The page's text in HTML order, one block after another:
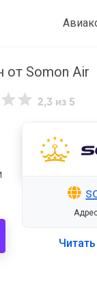
от Somon Air
2,3 из 5
Читать